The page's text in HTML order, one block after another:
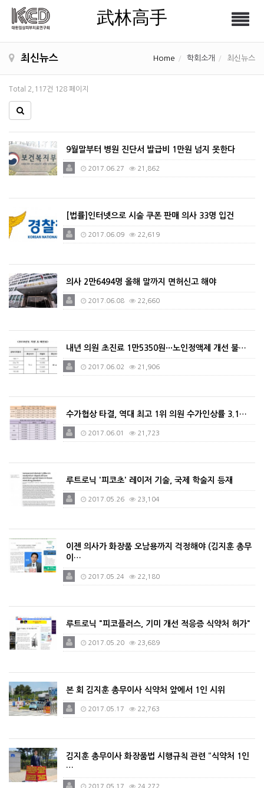
武林高手
武林高手
최신뉴스 Home 학회소개 최신뉴스
Total 2,117건 128 페이지
9월말부터 병원 진단서 발급비 1만원 넘지 못한다
2017.06.27 21,862
[법률]인터넷으로 시술 쿠폰 판매 의사 33명 입건
2017.06.09 22,619
의사 2만6494명 올해 말까지 면허신고 해야
2017.06.08 22,660
내년 의원 초진료 1만5350원···노인정액제 개선 불…
2017.06.02 21,906
수가협상 타결, 역대 최고 1위 의원 수가인상률 3.1…
2017.06.01 21,723
루트로닉 '피코초' 레이저 기술, 국제 학술지 등재
2017.05.26 23,104
이젠 의사가 화장품 오남용까지 걱정해야 (김지훈 총무
이…
2017.05.24 22,180
루트로닉 "피코플러스, 기미 개선 적응증 식약처 허가"
2017.05.20 23,689
본 회 김지훈 총무이사 식약처 앞에서 1인 시위
2017.05.17 22,763
김지훈 총무이사 화장품법 시행규칙 관련 “식약처 1인
…
2017.05.17 24,272